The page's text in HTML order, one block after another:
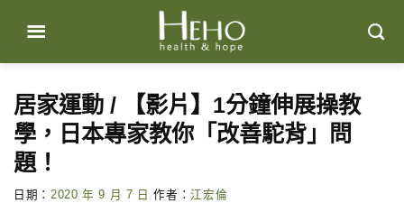
content
居家運動 / 【影片】1分鐘伸展操教
學，日本專家教你「改善駝背」問
題！
日期： 2020 年 9 月 7 日 作者：江宏倫